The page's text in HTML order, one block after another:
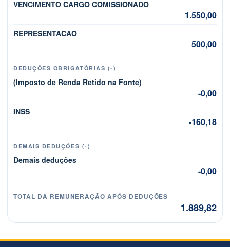
VENCIMENTO CARGO COMISSIONADO
1.550,00
REPRESENTACAO
500,00
DEDUÇÕES OBRIGATÓRIAS (-)
(Imposto de Renda Retido na Fonte)
-0,00
INSS
-160,18
DEMAIS DEDUÇÕES (-)
Demais deduções
-0,00
TOTAL DA REMUNERAÇÃO APÓS DEDUÇÕES
1.889,82